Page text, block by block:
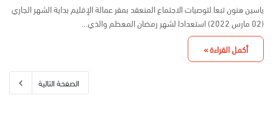
ياسين هنون تبعا لتوصيات الاجتماع المنعقد بمقر عمالة الإقليم بداية الشهر الجاري
(02 مارس 2022) استعدادا لشهر رمضان المعظم والذي…
أكمل القراءة »
الصفحة التالية